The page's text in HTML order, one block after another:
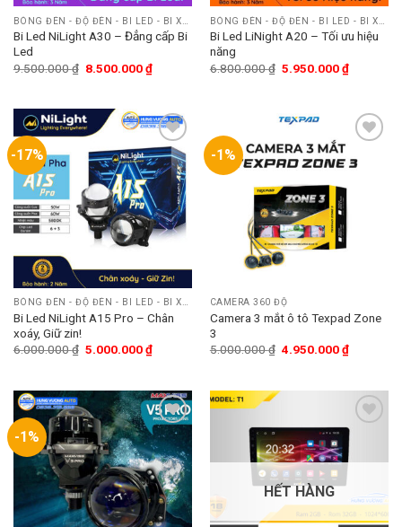
Bi Led NiLight A30 – Đẳng cấp Bi
Led
9.500.000₫ 8.500.000₫
Bi Led LiNight A20 – Tối ưu hiệu
năng
6.800.000₫ 5.950.000₫
-17%
Add
to
wishlist
BÓNG ĐÈN - ĐỘ ĐÈN - BI LED - BI XENON
Bi Led NiLight A15 Pro – Chân
xoáy, Giữ zin!
6.000.000₫ 5.000.000₫
-1%
to
CAMERA 360 ĐỘ
Camera 3 mắt ô tô Texpad Zone
3
5.000.000₫ 4.950.000₫
-1%
Add
to
wishlist
wishlist
HẾT HÀNG